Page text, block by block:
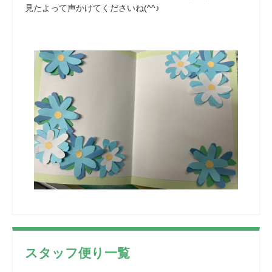
見たよって声かけてくださいね(^^♪
スタッフ便り一覧